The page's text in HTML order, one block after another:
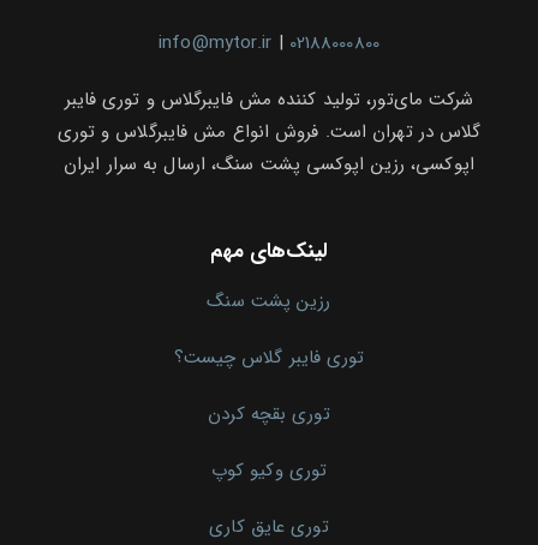
info@mytor.ir | 02188000800
شرکت مای‌تور، تولید کننده مش فایبرگلاس و توری فایبر
گلاس در تهران است. فروش انواع مش فایبرگلاس و توری
اپوکسی، رزین اپوکسی پشت سنگ، ارسال به سرار ایران
لینک‌های مهم
رزین پشت سنگ
توری فایبر گلاس چیست؟
توری بقچه کردن
توری وکیو کوپ
توری عایق کاری